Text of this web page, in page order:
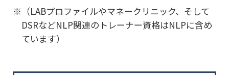
※（LABプロファイルやマネークリニック、そして
DSRなどNLP関連のトレーナー資格はNLPに含め
ています）